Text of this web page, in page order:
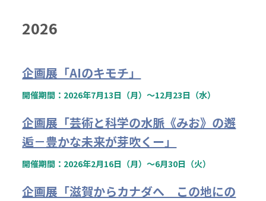
2026
企画展「AIのキモチ」
開催期間：2026年7月13日（月）～12月23日（水）
企画展「芸術と科学の水脈《みお》の邂
逅－豊かな未来が芽吹くー」
開催期間：2026年2月16日（月）～6月30日（火）
企画展「滋賀からカナダへ この地にの